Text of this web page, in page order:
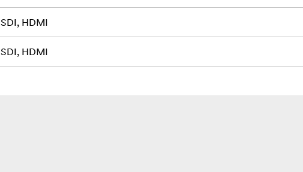
SDI, HDMI
SDI, HDMI